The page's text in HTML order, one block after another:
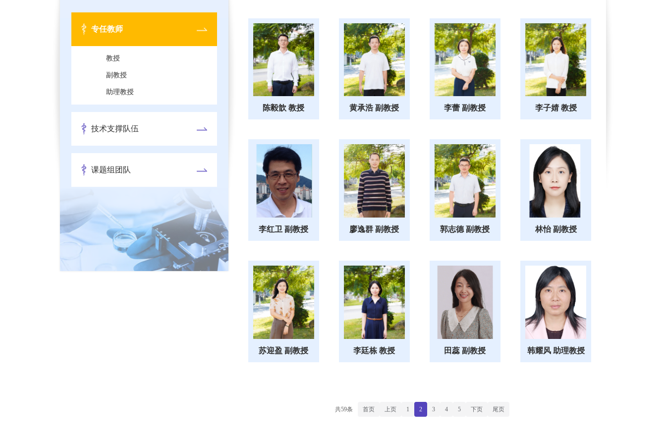
专任教师
教授
副教授
助理教授
技术支撑队伍
课题组团队
陈毅歆 教授 黄承浩 副教授 李蕾 副教授 李子婧 教授
李红卫 副教授 廖逸群 副教授 郭志德 副教授 林怡 副教授
苏迎盈 副教授 李廷栋 教授 田蕊 副教授 韩耀风 助理教授
共59条 首页 上页 1 2 3 4 5 下页 尾页